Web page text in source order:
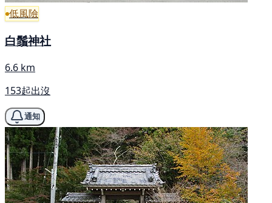
低風險
白鬚神社
6.6 km
153起出沒
通知